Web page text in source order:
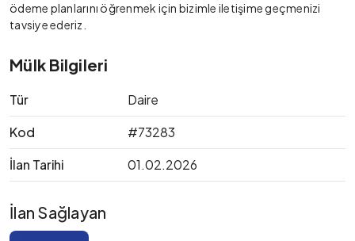
ödeme planlarını öğrenmek için bizimle iletişime geçmenizi
tavsiye ederiz.
Mülk Bilgileri
Tür
Daire
Kod
#73283
İlan Tarihi
01.02.2026
İlan Sağlayan